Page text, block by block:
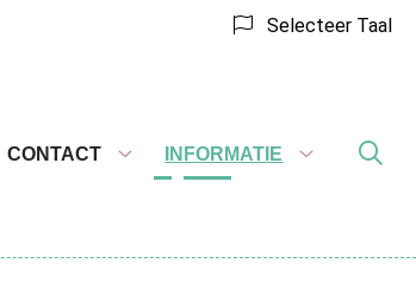
Selecteer Taal
CONTACT
Contact
INFORMATIE